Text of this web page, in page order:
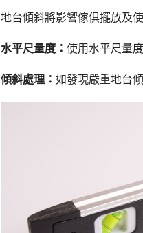
地台傾斜將影響傢俱擺放及
水平尺量度： 使用水平尺量
傾斜處理： 如發現嚴重地台